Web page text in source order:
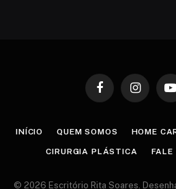
FacebookInstagram
INÍCIO QUEM SOMOS HOME
CIRURGIA PLÁSTICA FALE
© 2026 Escritório Rita Soares.